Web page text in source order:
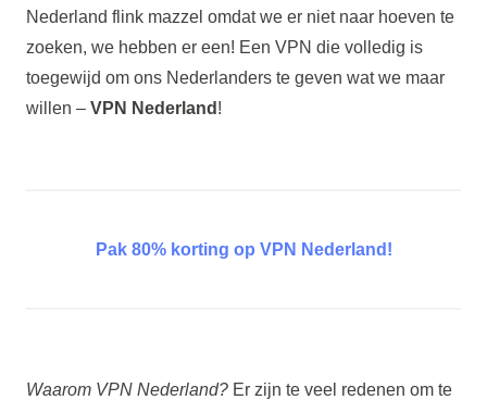
Nederland flink mazzel omdat we er niet naar hoeven te
zoeken, we hebben er een! Een VPN die volledig is
toegewijd om ons Nederlanders te geven wat we maar
willen – VPN Nederland !
Pak 80% korting op VPN Nederland!
Waarom VPN Nederland?Er zijn te veel redenen om te